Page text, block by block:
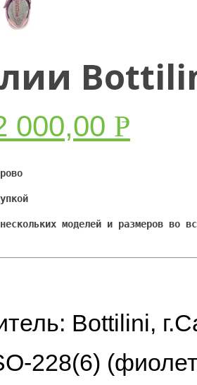
000,00 РУБ.
моделей и размеров во
Bottilini,
228(6)